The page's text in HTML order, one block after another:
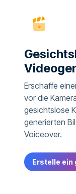
Erschaffe
vor die
gesichtslose
generierten
Voiceover.
Erstelle ein